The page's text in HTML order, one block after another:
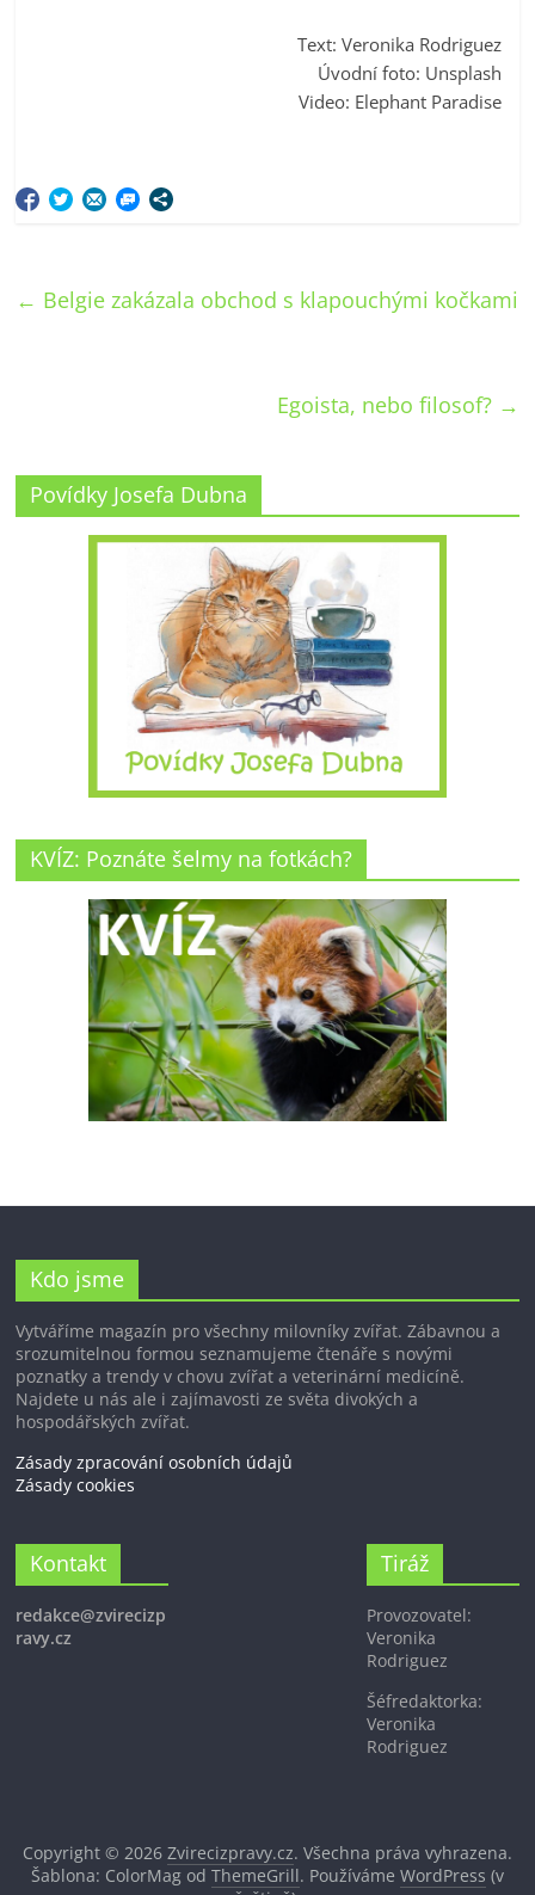
Text: Veronika Rodriguez
Úvodní foto: Unsplash
Video: Elephant Paradise
← Belgie zakázala obchod s klapouchými kočkami
Egoista, nebo filosof? →
Povídky Josefa Dubna
KVÍZ: Poznáte šelmy na fotkách?
Kdo jsme
Vytváříme magazín pro všechny milovníky zvířat. Zábavnou a
srozumitelnou formou seznamujeme čtenáře s novými
poznatky a trendy v chovu zvířat a veterinární medicíně.
Najdete u nás ale i zajímavosti ze světa divokých a
hospodářských zvířat.
Zásady zpracování osobních údajů
Zásady cookies
Kontakt
redakce@zvirecizp
ravy.cz
Tiráž
Provozovatel:
Veronika
Rodriguez
Šéfredaktorka:
Veronika
Rodriguez
Copyright © 2026 Zvirecizpravy.cz. Všechna práva vyhrazena.
Šablona: ColorMag od ThemeGrill. Používáme WordPress (v